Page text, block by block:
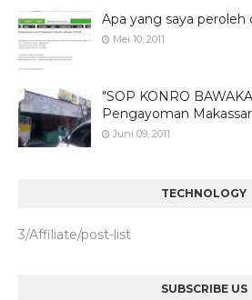
Apa yang saya peroleh
Mei 10, 2011
"SOP KONRO
Pengayoman Makassar
Juni 09, 2011
TECHNOLOGY
3/Affiliate/post-list
SUBSCRIBE US